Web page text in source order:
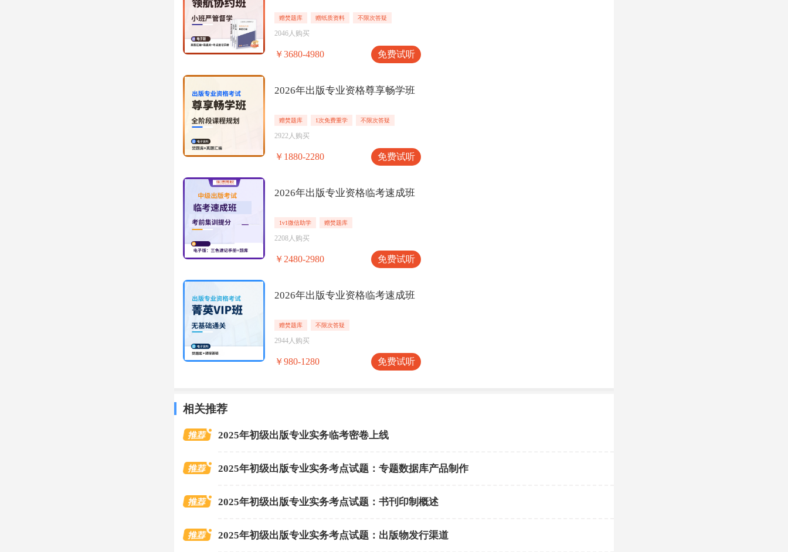
赠焚题库 赠纸质资料 不限次答疑
2046人购买
￥3680-4980 免费试听
2026年出版专业资格尊享畅学班
赠焚题库 1次免费重学 不限次答疑
2922人购买
￥1880-2280 免费试听
2026年出版专业资格临考速成班
1v1微信助学 赠焚题库
2208人购买
￥2480-2980 免费试听
2026年出版专业资格临考速成班
赠焚题库 不限次答疑
2944人购买
￥980-1280 免费试听
相关推荐
2025年初级出版专业实务临考密卷上线
2025年初级出版专业实务考点试题：专题数据库产品制作
2025年初级出版专业实务考点试题：书刊印制概述
2025年初级出版专业实务考点试题：出版物发行渠道